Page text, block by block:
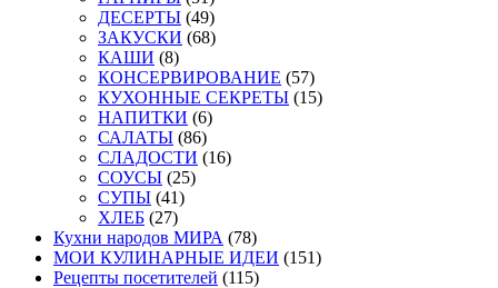
ДЕСЕРТЫ (49)
ЗАКУСКИ (68)
КАШИ (8)
КОНСЕРВИРОВАНИЕ (57)
КУХОННЫЕ СЕКРЕТЫ (15)
НАПИТКИ (6)
САЛАТЫ (86)
СЛАДОСТИ (16)
СОУСЫ (25)
СУПЫ (41)
ХЛЕБ (27)
Кухни народов МИРА (78)
МОИ КУЛИНАРНЫЕ ИДЕИ (151)
Рецепты посетителей (115)